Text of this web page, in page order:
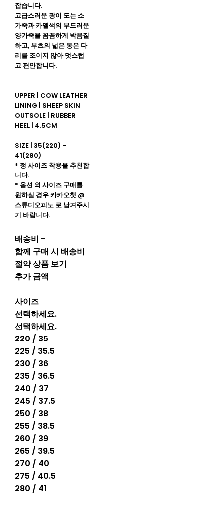
잡습니다.
고급스러운 광이 도는 소
가죽과 카멜색의 부드러운
양가죽을 꼼꼼하게 박음질
하고, 부츠의 넓은 통은 다
리를 조이지 않아 멋스럽
고 편안합니다.
UPPER | COW LEATHER
LINING | SHEEP SKIN
OUTSOLE | RUBBER
HEEL | 4.5CM
SIZE | 35(220) -
41(280)
* 정 사이즈 착용을 추천합
니다.
* 옵션 외 사이즈 구매를
원하실 경우 카카오챗 @
스튜디오피노 로 남겨주시
기 바랍니다.
배송비 -
함께 구매 시 배송비
절약 상품 보기
추가 금액
사이즈
선택하세요.
선택하세요.
220 / 35
225 / 35.5
230 / 36
235 / 36.5
240 / 37
245 / 37.5
250 / 38
255 / 38.5
260 / 39
265 / 39.5
270 / 40
275 / 40.5
280 / 41